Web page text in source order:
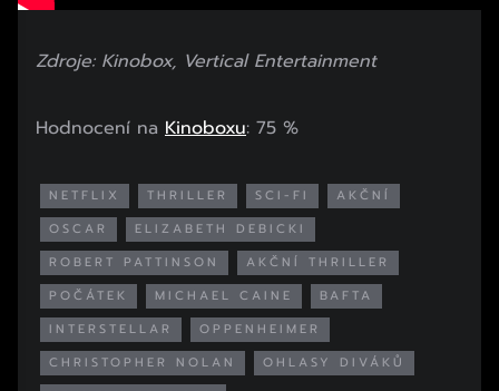
Zdroje: Kinobox, Vertical Entertainment
Hodnocení na Kinoboxu: 75 %
NETFLIX THRILLER SCI-FI
AKČNÍ
OSCAR
ELIZABETH DEBICKI
ROBERT PATTINSON
AKČNÍ THRILLER
POČÁTEK
MICHAEL CAINE
BAFTA
INTERSTELLAR
OPPENHEIMER
CHRISTOPHER NOLAN
OHLASY DIVÁKŮ